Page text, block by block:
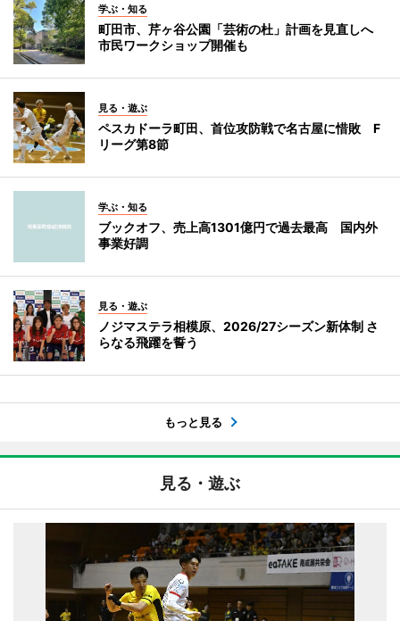
学ぶ・知る
町田市、芹ヶ谷公園「芸術の杜」計画を見直しへ
市民ワークショップ開催も
見る・遊ぶ
ペスカドーラ町田、首位攻防戦で名古屋に惜敗 F
リーグ第8節
学ぶ・知る
ブックオフ、売上高1301億円で過去最高 国内外
事業好調
見る・遊ぶ
ノジマステラ相模原、2026/27シーズン新体制 さ
らなる飛躍を誓う
もっと見る
見る・遊ぶ